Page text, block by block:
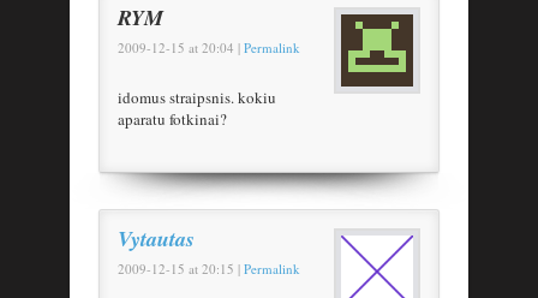
RYM
2009-12-15 at 20:04 | Permalink
idomus straipsnis. kokiu
aparatu fotkinai?
Vytautas
2009-12-15 at 20:15 | Permalink